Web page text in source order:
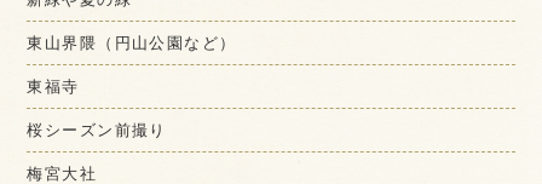
東山界隈（円山公園など）
東福寺
桜シーズン前撮り
梅宮大社